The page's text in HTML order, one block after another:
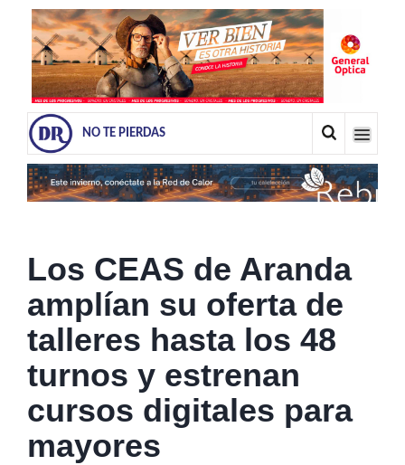
NO TE PIERDAS
Los CEAS de Aranda
amplían su oferta de
talleres hasta los 48
turnos y estrenan
cursos digitales para
mayores